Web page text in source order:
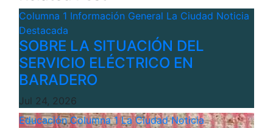
Columna 1 Información General La Ciudad Noticia
Destacada
SOBRE LA SITUACIÓN DEL
SERVICIO ELÉCTRICO EN
BARADERO
Jul 24, 2026
EducaciónColumna 1 La CiudadNoticia